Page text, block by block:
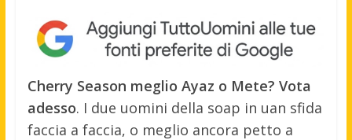
Cherry Season meglio Ayaz o Mete? Vota
adesso. I due uomini della soap in uan sfida
faccia a faccia, o meglio ancora petto a